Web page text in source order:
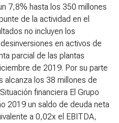
7,8% hasta los 350 millones
de la actividad en el
no incluyen los
en activos de
parcial de las plantas
de 2019. Por su parte
alcanza los 38 millones de
financiera El Grupo
2019 un saldo de deuda neta
a 0,02x el EBITDA,